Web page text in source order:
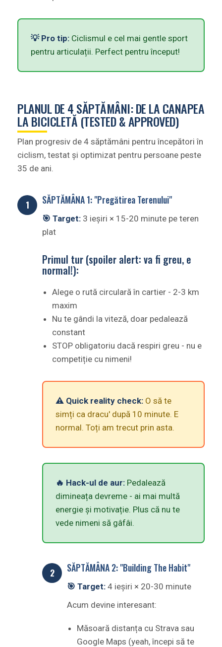
💡 Pro tip: Ciclismul e cel mai gentle sport
pentru articulații. Perfect pentru început!
PLANUL DE 4 SĂPTĂMÂNI: DE LA CANAPEA
LA BICICLETĂ (TESTED & APPROVED)
Plan progresiv de 4 săptămâni pentru începători în
ciclism, testat și optimizat pentru persoane peste
35 de ani.
SĂPTĂMÂNA 1: "Pregătirea Terenului"
🎯 Target: 3 ieșiri × 15-20 minute pe teren
plat
Primul tur (spoiler alert: va fi greu, e
normal!):
Alege o rută circulară în cartier - 2-3 km
maxim
Nu te gândi la viteză, doar pedalează
constant
STOP obligatoriu dacă respiri greu - nu e
competiție cu nimeni!
⚠️ Quick reality check: O să te
simți ca dracu' după 10 minute. E
normal. Toți am trecut prin asta.
🔥 Hack-ul de aur: Pedalează
dimineața devreme - ai mai multă
energie și motivație. Plus că nu te
vede nimeni să gâfâi.
SĂPTĂMÂNA 2: "Building The Habit"
🎯 Target: 4 ieșiri × 20-30 minute
Acum devine interesant:
Măsoară distanța cu Strava sau
Google Maps (yeah, începi să te